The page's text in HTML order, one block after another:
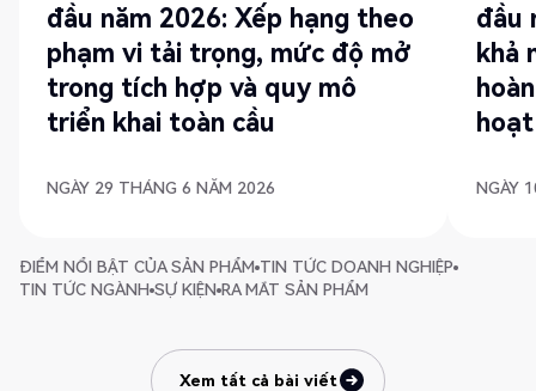
đầu năm 2026: Xếp hạng theo
phạm vi tải trọng, mức độ mở
trong tích hợp và quy mô
triển khai toàn cầu
NGÀY 29 THÁNG 6 NĂM 2026
đầu
khả
NGÀY
ĐIỂM NỔI BẬT CỦA SẢN PHẨM TIN TỨC DOANH NGHIỆP
TIN TỨC NGÀNH SỰ KIỆN RA MẮT SẢN PHẨM
Xem tất cả bài viết